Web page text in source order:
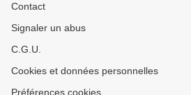
Contact
Signaler un abus
C.G.U.
Cookies et données personnelles
Préférences cookies